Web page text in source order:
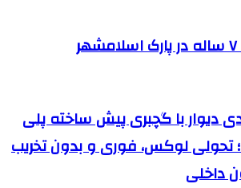
دیوار با گچبری پیش ساخته پلی
تحولی لوکس، فوری و بدون تخریب
داخلی